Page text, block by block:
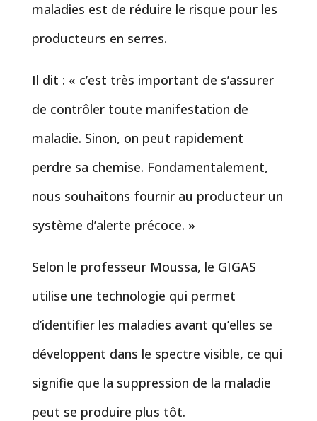
maladies est de réduire le risque pour les
producteurs en serres.
Il dit : « c’est très important de s’assurer
de contrôler toute manifestation de
maladie. Sinon, on peut rapidement
perdre sa chemise. Fondamentalement,
nous souhaitons fournir au producteur un
système d’alerte précoce. »
Selon le professeur Moussa, le GIGAS
utilise une technologie qui permet
d’identifier les maladies avant qu’elles se
développent dans le spectre visible, ce qui
signifie que la suppression de la maladie
peut se produire plus tôt.